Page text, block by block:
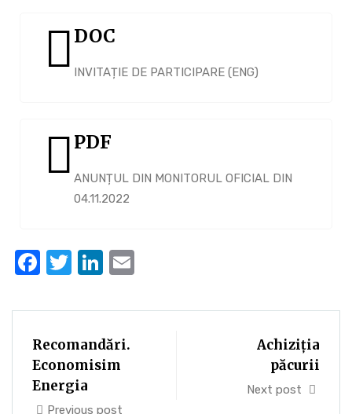
DOC
INVITAȚIE DE PARTICIPARE (ENG)
PDF
ANUNȚUL DIN MONITORUL OFICIAL DIN
04.11.2022
Facebook
TwitterLinkedIn
Recomandări.
Economisim
Energia
Previous post
Achiziția
păcurii
Next post